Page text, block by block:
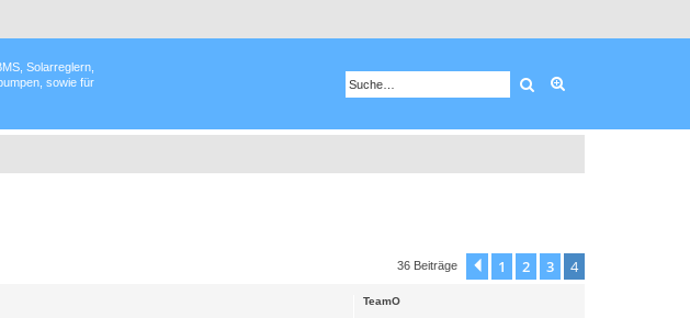
Solarreglern,
sowie für
Suche
36 Beiträge Vorherige
1 2 3 4
TeamO